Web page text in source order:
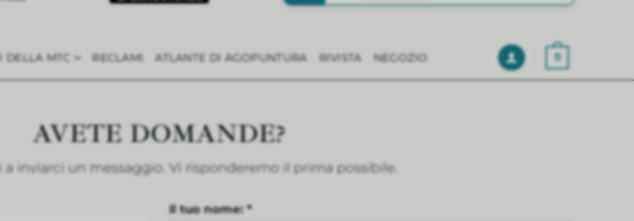
DELLA MTC RECLAMI ATLANTE DI AGOPUNTURA RIVISTA NEGOZIO 0
AVETE DOMANDE?
a inviarci un messaggio. Vi risponderemo il prima possibile.
Il tuo nome: *